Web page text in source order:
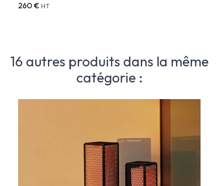
260 € HT
16 autres produits dans la même
catégorie :